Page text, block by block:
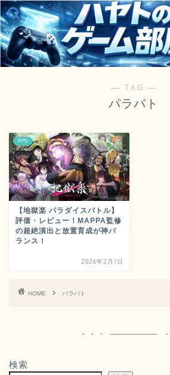
― TAG ―
パラバト
RPG
【地獄楽 パラダイスバトル】
評価・レビュー！MAPPA監修
の超絶演出と放置育成が神バ
ランス！
2026年2月1日
HOME パラバト
検索